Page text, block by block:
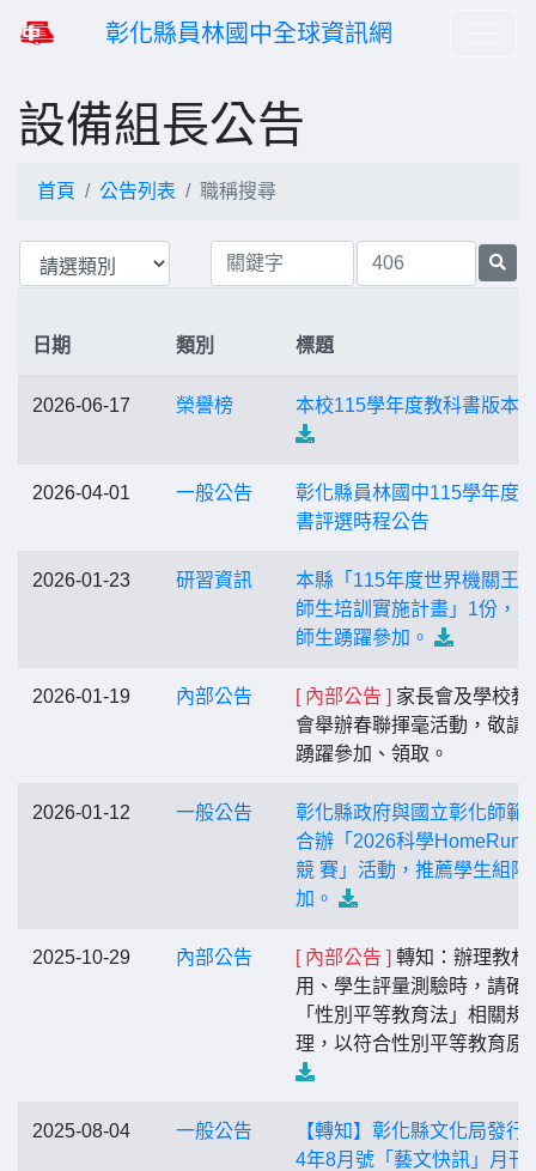
彰化縣員林國中全球資訊網
設備組長公告
首頁 公告列表 職稱搜尋
日期 類別 標題
2026-06-17 榮譽榜 本校115學年度教科書版本
2026-04-01 一般公告
彰化縣員林國中115學年度
書評選時程公告
2026-01-23 研習資訊
本縣「115年度世界機關王
師生培訓實施計畫」1份，
師生踴躍參加。
2026-01-19 內部公告 [ 內部公告 ] 家長會及學校教
會舉辦春聯揮毫活動，敬請
踴躍參加、領取。
2026-01-12 一般公告
彰化縣政府與國立彰化師範
合辦「2026科學HomeRun
競 賽」活動，推薦學生組隊
加。
2025-10-29 內部公告 [ 內部公告 ] 轉知：辦理教材
用、學生評量測驗時，請確
「性別平等教育法」相關規
理，以符合性別平等教育原
2025-08-04 一般公告
【轉知】彰化縣文化局發行
4年8月號「藝文快訊」月刊